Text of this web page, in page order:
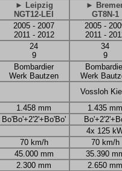
► Leipzig
NGT12-LEI
►
GT8N-1
2005 - 2007
2011 - 2012
2005 -
2011 -
24
9
34
9
Bombardier
Werk Bautzen
Werk
Vossloh
1.458 mm
1.435 mm
Bo'Bo'+2'2'+Bo'Bo'
4x 125
70 km/h
70 km/h
45.000 mm
35.390
2.300 mm
2.650 mm